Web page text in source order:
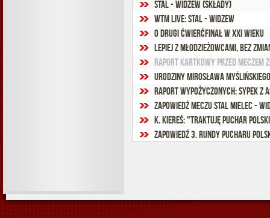
Stal - Widzew (składy)
WTM Live: Stal - Widzew
O drugi ćwierćfinał w XXI wieku
Lepiej z młodzieżowcami, bez
Raport kartkowy przed meczem
Urodziny Mirosława Myślińskiego
Raport wypożyczonych: Sypek z
Zapowiedź meczu Stal Mielec -
K. Kiereś: "Traktuję Puchar
Zapowiedź 3. Rundy Pucharu